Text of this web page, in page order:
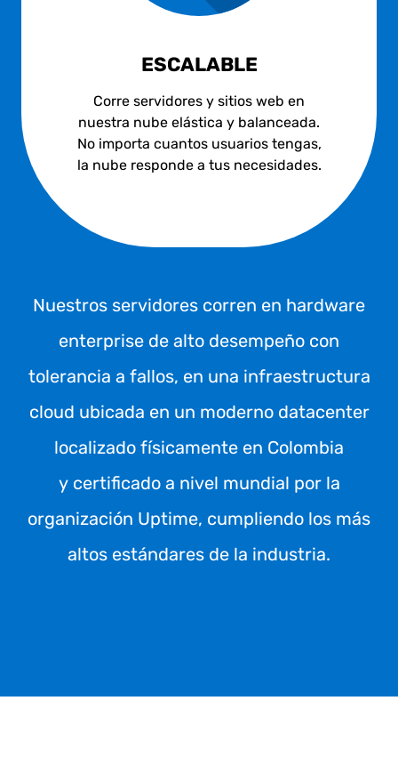
ESCALABLE
Corre servidores y sitios web en
nuestra nube elástica y balanceada.
No importa cuantos usuarios tengas,
la nube responde a tus necesidades.
Nuestros servidores corren en hardware
enterprise de alto desempeño con
tolerancia a fallos, en una infraestructura
cloud ubicada en un moderno datacenter
localizado físicamente en Colombia
y certificado a nivel mundial por la
organización Uptime, cumpliendo los más
altos estándares de la industria.